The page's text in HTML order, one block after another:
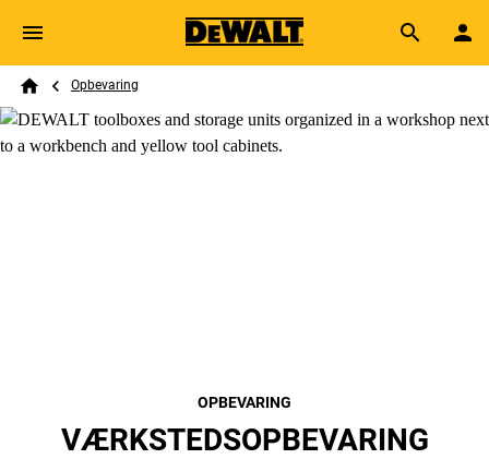
Skip to main content
Search
Breadcrumb
Opbevaring
OPBEVARING
VÆRKSTEDSOPBEVARING